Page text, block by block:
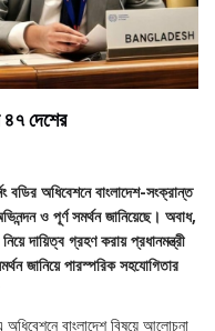
৪৭ দেশের
অধিবেশনে বাংলাদেশ-সংক্রান্ত
ও পূর্ণ সমর্থন জানিয়েছে। অবাধ,
দায়িত্ব গ্রহণ করায় প্রধানমন্ত্রী
জানিয়ে পারস্পরিক সহযোগিতার
বাংলাদেশ বিষয়ে আলোচনা